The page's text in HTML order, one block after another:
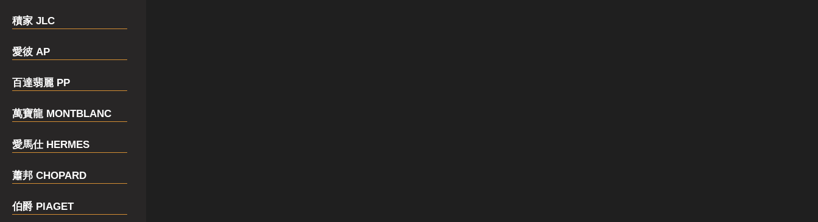
積家 JLC
愛彼 AP
百達翡麗 PP
萬寶龍 MONTBLANC
愛馬仕 HERMES
蕭邦 CHOPARD
伯爵 PIAGET